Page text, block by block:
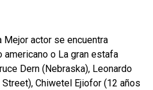
Mejor actor se encuentra
americano o La gran estafa
Dern (Nebraska), Leonardo
Chiwetel Ejiofor (12 años